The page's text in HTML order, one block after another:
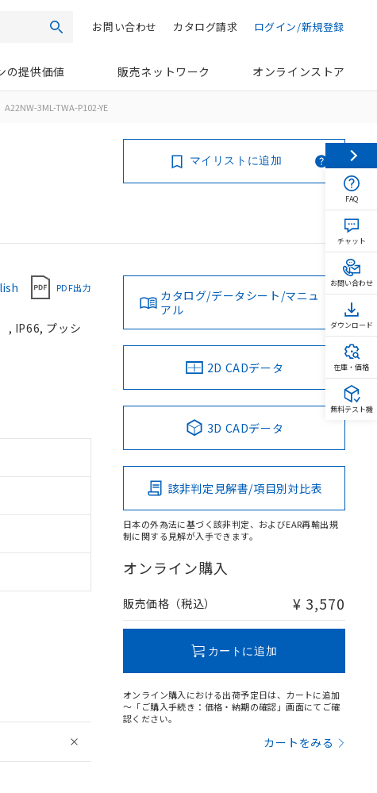
検索 ログイン/新規登録
カタログ請求
お問い合わせ
の提供価値 販売ネットワーク オンラインストア
A22NW-3ML-TWA-P102-YE
マイリストに追加
PDF出力
, IP66, プッシ
カタログ/データシート/マニュ
アル
2D CADデータ
3D CADデータ
該非判定見解書/項目別対比表
日本の外為法に基づく該非判定、およびEAR再輸出規
制に関する見解が入手できます。
オンライン購入
販売価格（税込） ¥ 3,570
カートに追加
オンライン購入における出荷予定日は、カートに追加
～「ご購入手続き：価格・納期の確認」画面にてご確
認ください。
カートをみる
FAQ
チャット
お問い合わせ
ダウンロード
在庫・価格
無料テスト機